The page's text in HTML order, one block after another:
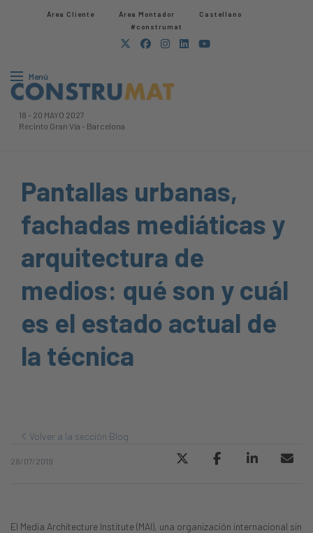
Área Cliente Área Montador
Castellano
#construmat
Menú
18 - 20 MAYO 2027
Recinto Gran Via - Barcelona
Pantallas urbanas,
fachadas mediáticas y
arquitectura de
medios: qué son y cuál
es el estado actual de
la técnica
Volver a la sección Blog
28/07/2019
El Media Architecture Institute (MAI), una organización internacional sin